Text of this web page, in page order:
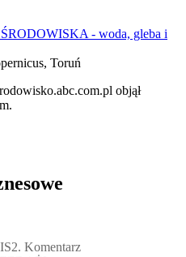
- woda, gleba i
Toruń
objął
[PRZEDSPRZEDAŻ],
Komentarz